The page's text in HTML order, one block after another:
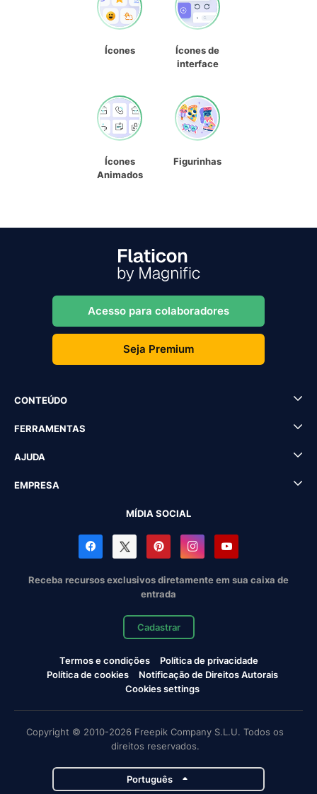
Ícones
Ícones de
interface
Ícones
Animados
Figurinhas
Acesso para colaboradores
Seja Premium
CONTEÚDO
FERRAMENTAS
AJUDA
EMPRESA
MÍDIA SOCIAL
Receba recursos exclusivos diretamente em sua caixa de
entrada
Cadastrar
Termos e condições
Política de privacidade
Política de cookies
Notificação de Direitos Autorais
Cookies settings
Copyright © 2010-2026 Freepik Company S.L.U. Todos os
direitos reservados.
Português